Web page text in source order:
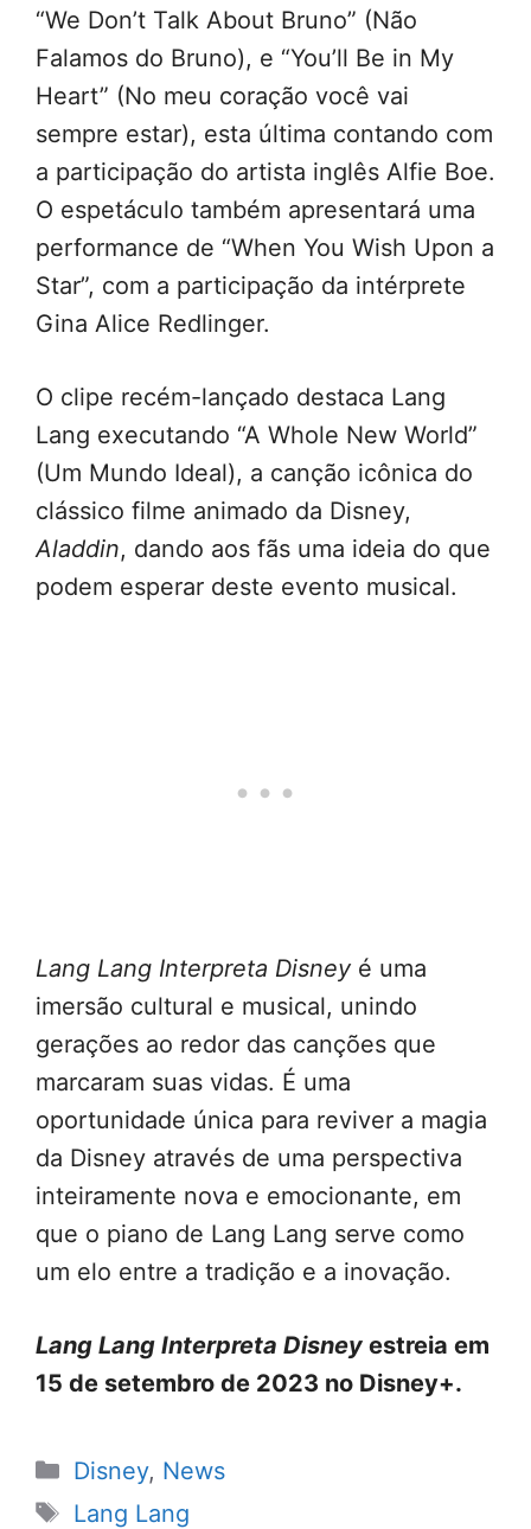
“We Don’t Talk About Bruno” (Não
Falamos do Bruno), e “You’ll Be in My
Heart” (No meu coração você vai
sempre estar), esta última contando com
a participação do artista inglês Alfie Boe.
O espetáculo também apresentará uma
performance de “When You Wish Upon a
Star”, com a participação da intérprete
Gina Alice Redlinger.
O clipe recém-lançado destaca Lang
Lang executando “A Whole New World”
(Um Mundo Ideal), a canção icônica do
clássico filme animado da Disney,
Aladdin, dando aos fãs uma ideia do que
podem esperar deste evento musical.
Lang Lang Interpreta Disneyé uma
imersão cultural e musical, unindo
gerações ao redor das canções que
marcaram suas vidas. É uma
oportunidade única para reviver a magia
da Disney através de uma perspectiva
inteiramente nova e emocionante, em
que o piano de Lang Lang serve como
um elo entre a tradição e a inovação.
Lang Lang Interpreta Disney estreia em
15 de setembro de 2023 no Disney+.
Categorias
Disney, News
Tags
Lang Lang